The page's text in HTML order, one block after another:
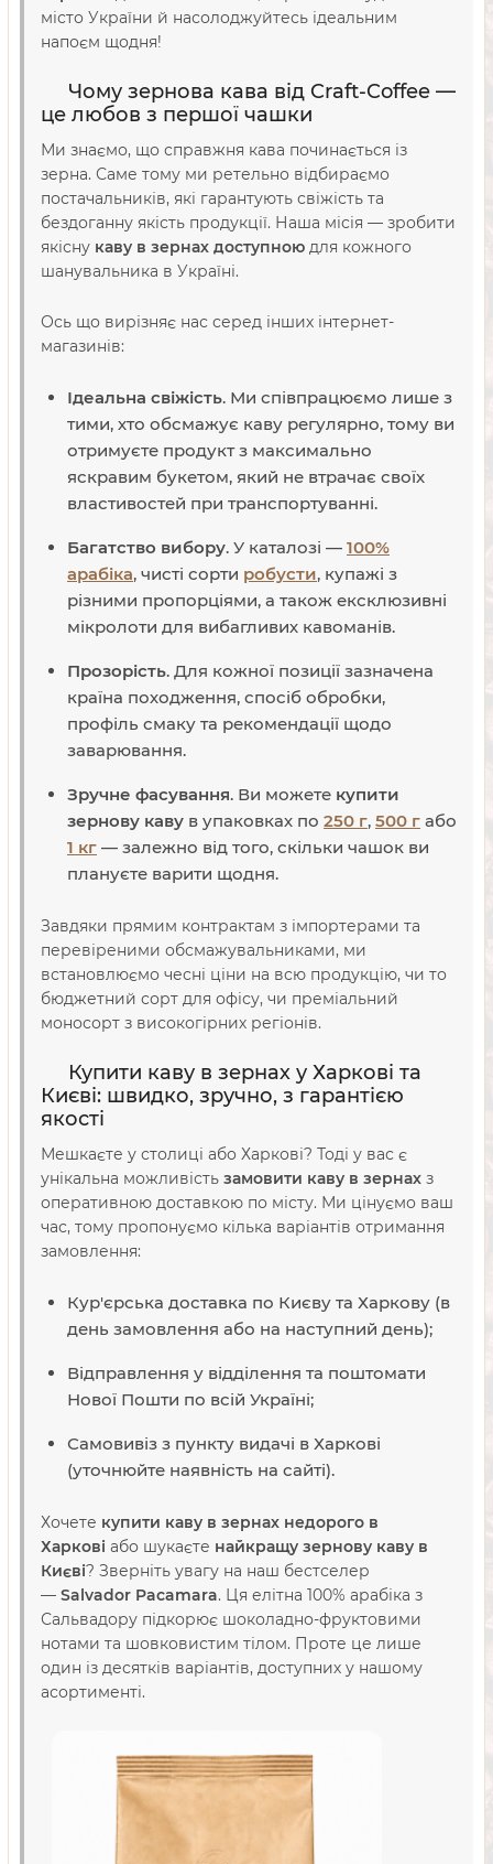
місто України й насолоджуйтесь ідеальним
напоєм щодня!
Чому зернова кава від Craft-Coffee —
це любов з першої чашки
Ми знаємо, що справжня кава починається із
зерна. Саме тому ми ретельно відбираємо
постачальників, які гарантують свіжість та
бездоганну якість продукції. Наша місія — зробити
якісну каву в зернах доступною для кожного
шанувальника в Україні.
Ось що вирізняє нас серед інших інтернет-
магазинів:
Ідеальна свіжість. Ми співпрацюємо лише з
тими, хто обсмажує каву регулярно, тому ви
отримуєте продукт з максимально
яскравим букетом, який не втрачає своїх
властивостей при транспортуванні.
Багатство вибору. У каталозі — 100%
арабіка, чисті сорти робусти, купажі з
різними пропорціями, а також ексклюзивні
мікролоти для вибагливих кавоманів.
Прозорість. Для кожної позиції зазначена
країна походження, спосіб обробки,
профіль смаку та рекомендації щодо
заварювання.
Зручне фасування. Ви можете купити
зернову каву в упаковках по 250 г, 500 г або
1 кг — залежно від того, скільки чашок ви
плануєте варити щодня.
Завдяки прямим контрактам з імпортерами та
перевіреними обсмажувальниками, ми
встановлюємо чесні ціни на всю продукцію, чи то
бюджетний сорт для офісу, чи преміальний
моносорт з високогірних регіонів.
Купити каву в зернах у Харкові та
Києві: швидко, зручно, з гарантією
якості
Мешкаєте у столиці або Харкові? Тоді у вас є
унікальна можливість замовити каву в зернах з
оперативною доставкою по місту. Ми цінуємо ваш
час, тому пропонуємо кілька варіантів отримання
замовлення:
Кур'єрська доставка по Києву та Харкову (в
день замовлення або на наступний день);
Відправлення у відділення та поштомати
Нової Пошти по всій Україні;
Самовивіз з пункту видачі в Харкові
(уточнюйте наявність на сайті).
Хочете купити каву в зернах недорого в
Харкові або шукаєте найкращу зернову каву в
Києві? Зверніть увагу на наш бестселер
— Salvador Pacamara. Ця елітна 100% арабіка з
Сальвадору підкорює шоколадно-фруктовими
нотами та шовковистим тілом. Проте це лише
один із десятків варіантів, доступних у нашому
асортименті.